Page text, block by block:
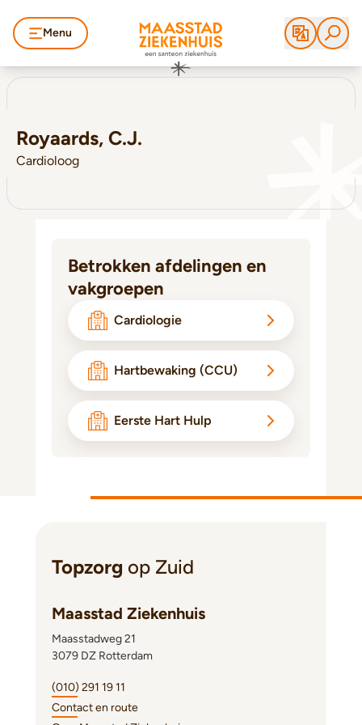
Menu
Royaards, C.J.
Cardioloog
Betrokken afdelingen en
vakgroepen
Cardiologie
Hartbewaking (CCU)
Eerste Hart Hulp
Topzorg op Zuid
Maasstad Ziekenhuis
Maasstadweg 21
3079 DZ Rotterdam
(010) 291 19 11
Contact en route